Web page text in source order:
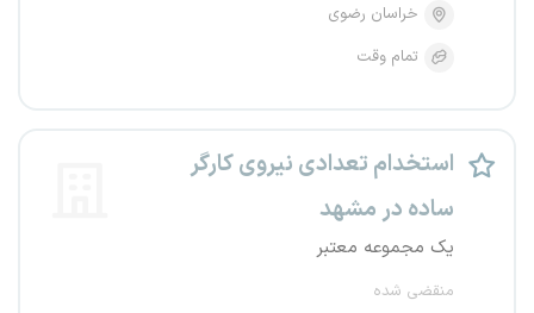
خراسان رضوی
تمام وقت
استخدام تعدادی نیروی کارگر
ساده در مشهد
یک مجموعه معتبر
منقضی شده